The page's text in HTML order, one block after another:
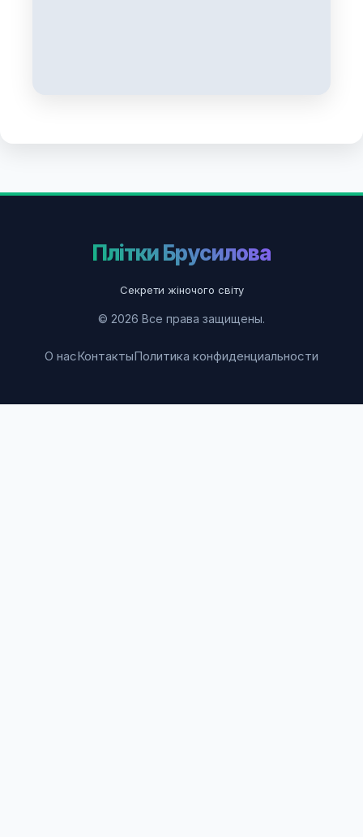
Плітки Брусилова
Секрети жіночого світу
© 2026 Все права защищены.
О насКонтактыПолитика конфиденциальности